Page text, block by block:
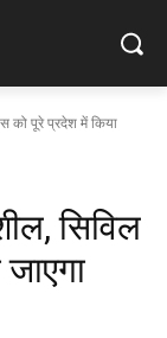
को पूरे प्रदेश में किया
सिविल